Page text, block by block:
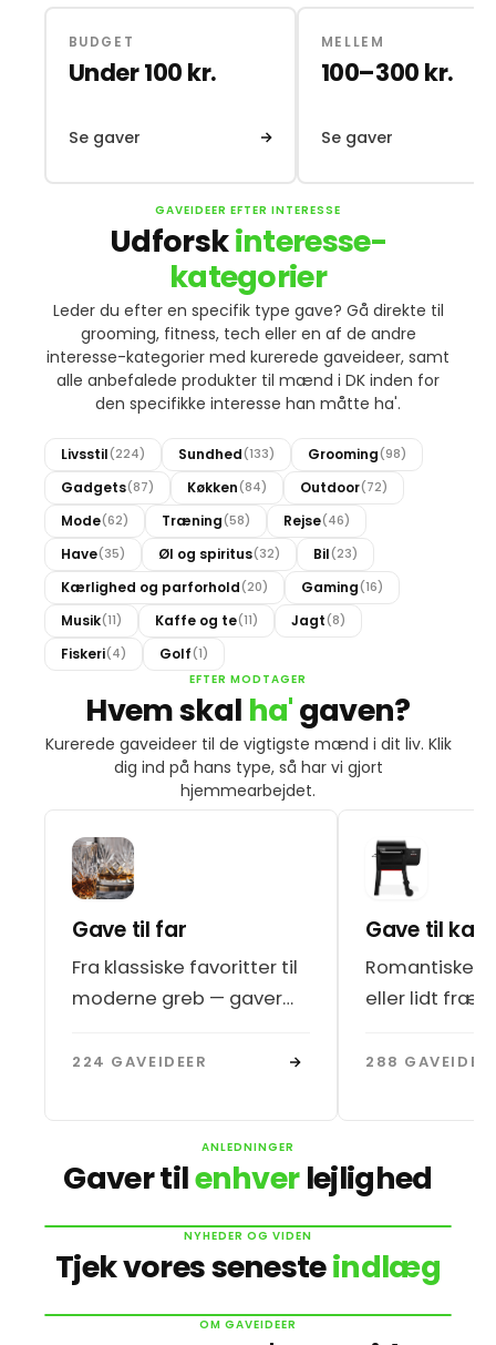
EFTER MODTAGER
Hvem skal ha'gaven?
Kurerede gaveideer til de vigtigste mænd i dit liv. Klik
dig ind på hans type, så har vi gjort
hjemmearbejdet.
Gave til far
Fra klassiske favoritter til
moderne greb — gaver
alt.
224 GAVEIDEER
Gave til
Romantiske,
eller lidt
288
GAVEIDEER EFTER INTERESSE
Udforskinteresse-
kategorier
Leder du efter en specifik type gave? Gå direkte til
grooming, fitness, tech eller en af de andre
interesse-kategorier med kurerede gaveideer, samt
alle anbefalede produkter til mænd i DK inden for
den specifikke interesse han måtte ha'.
Livsstil(224) Sundhed(133) Grooming(98)
Gadgets(87) Køkken(84) Outdoor(72)
Mode(62) Træning(58) Rejse(46)
Have(35) Øl og spiritus(32) Bil(23)
Kærlighed og parforhold(20) Gaming(16)
Musik(11) Kaffe og te(11) Jagt(8)
Fiskeri(4) Golf(1)
BUDGET
Under 100 kr.
Se gaver
MELLEM
100–300 kr.
Se gaver
ANLEDNINGER
Gaver tilenhverlejlighed
Julegave til far
hurtigere end tømmermændene
rammer søndag morgen. Du…
LÆS MERE LÆS MERE
NYHEDER OG VIDEN
Tjek vores senesteindlæg
80/20 træningsformen
bliver mere og mere
LÆS MERE
Unge
mindre
LÆS MERE
OM GAVEIDEER